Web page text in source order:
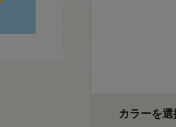
カラーを